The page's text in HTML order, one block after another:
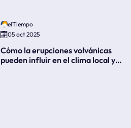
elTiempo
05 oct 2025
Cómo la erupciones volvánicas
pueden influir en el clima local y